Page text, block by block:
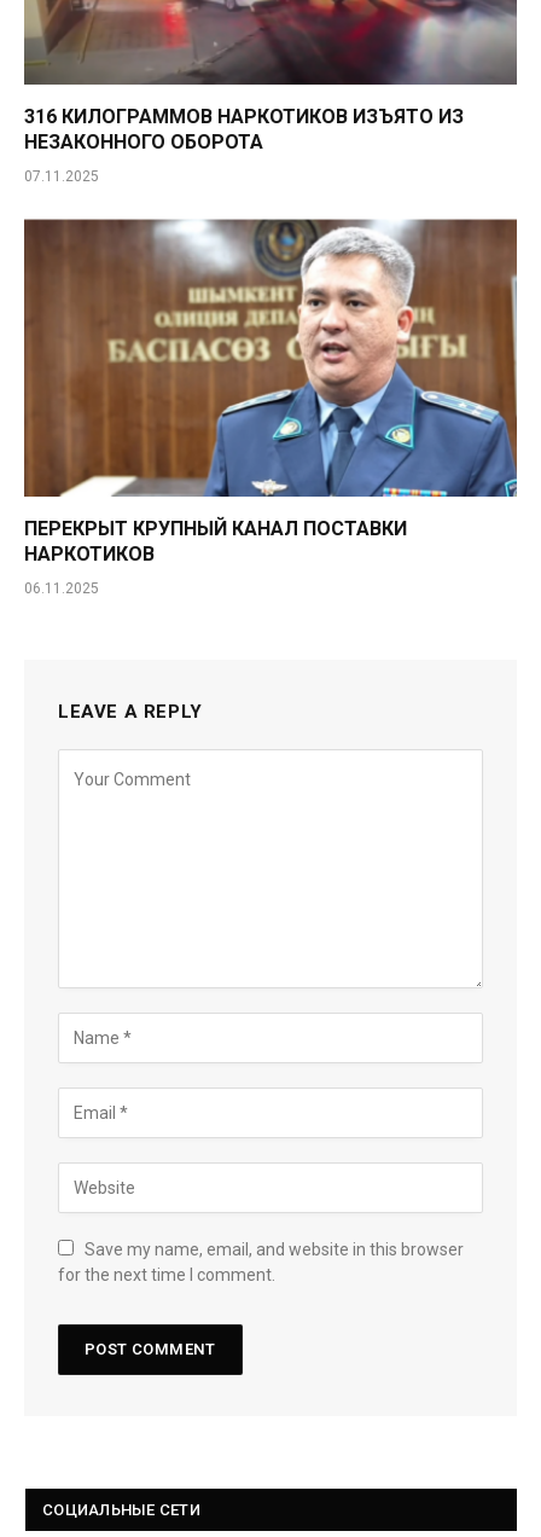
316 КИЛОГРАММОВ НАРКОТИКОВ ИЗЪЯТО ИЗ
НЕЗАКОННОГО ОБОРОТА
07.11.2025
ПЕРЕКРЫТ КРУПНЫЙ КАНАЛ ПОСТАВКИ
НАРКОТИКОВ
06.11.2025
LEAVE A REPLY
Save my name, email, and website in this browser
for the next time I comment.
СОЦИАЛЬНЫЕ СЕТИ